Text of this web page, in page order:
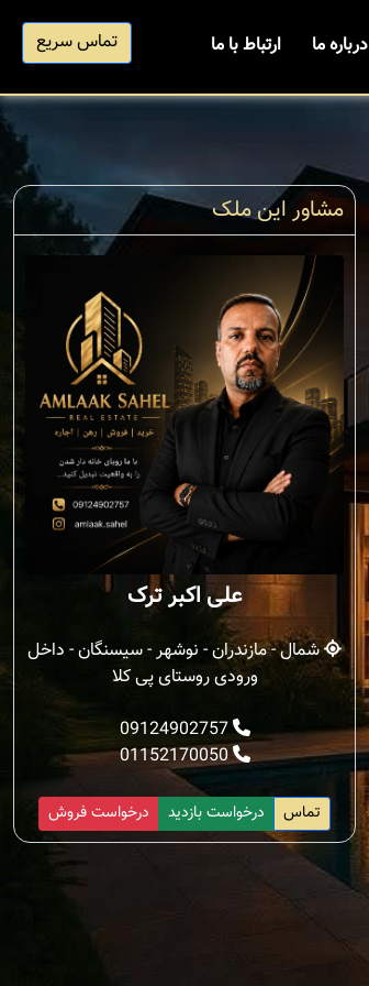
درباره ما ارتباط با ما تماس سریع
مشاور این ملک
علی اکبر ترک
شمال - مازندران - نوشهر - سیسنگان - داخل
ورودی روستای پی کلا
09124902757
01152170050
درخواست فروش درخواست بازدید تماس